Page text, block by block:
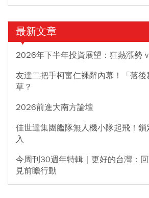
最新文章
2026年下半年投資展望：狂熱漲勢
友達二把手柯富仁裸辭內幕！「落
草？
2026前進大南方論壇
佳世達集團艦隊無人機小隊起飛！鎖
入
今周刊30週年特輯｜更好的台灣：
見前瞻行動